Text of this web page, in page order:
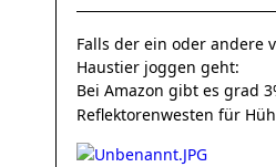
Falls der ein oder andere
Haustier joggen geht:
Bei Amazon gibt es grad
Reflektorenwesten für